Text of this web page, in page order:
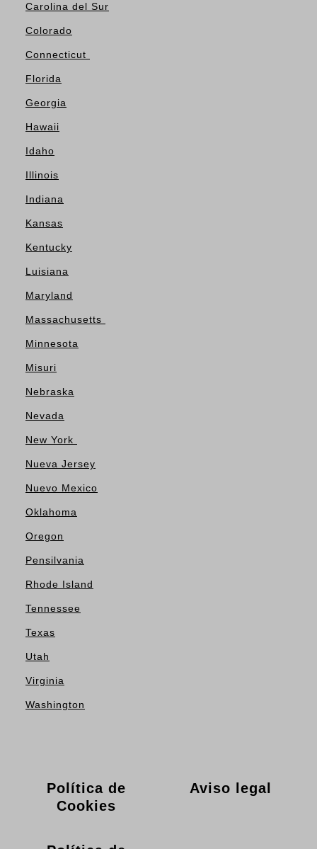
Carolina del Sur
Colorado
Connecticut
Florida
Georgia
Hawaii
Idaho
Illinois
Indiana
Kansas
Kentucky
Luisiana
Maryland
Massachusetts
Minnesota
Misuri
Nebraska
Nevada
New York
Nueva Jersey
Nuevo Mexico
Oklahoma
Oregon
Pensilvania
Rhode Island
Tennessee
Texas
Utah
Virginia
Washington
Política de
Cookies
Aviso legal